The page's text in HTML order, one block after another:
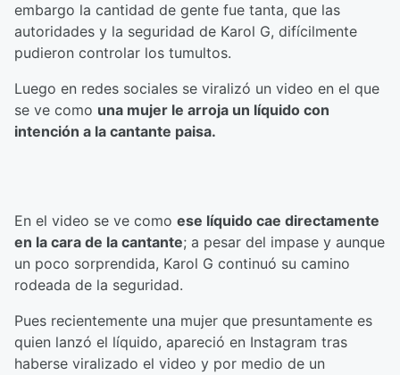
embargo la cantidad de gente fue tanta, que las
autoridades y la seguridad de Karol G, difícilmente
pudieron controlar los tumultos.
Luego en redes sociales se viralizó un video en el que
se ve como una mujer le arroja un líquido con
intención a la cantante paisa.
En el video se ve como ese líquido cae directamente
en la cara de la cantante; a pesar del impase y aunque
un poco sorprendida, Karol G continuó su camino
rodeada de la seguridad.
Pues recientemente una mujer que presuntamente es
quien lanzó el líquido, apareció en Instagram tras
haberse viralizado el video y por medio de un